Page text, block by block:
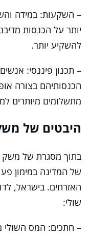
– השקעות: במידה
יותר על הכנסות
להשקיע יותר.
– תכנון פיננסי:
הכנסותיהם בצורה
מתשלומים מיותרים
היבטים של
בתוך מסגרת של משק
של המדינה במימון
האזרחים. בישראל,
שולי:
– חתכים: המס